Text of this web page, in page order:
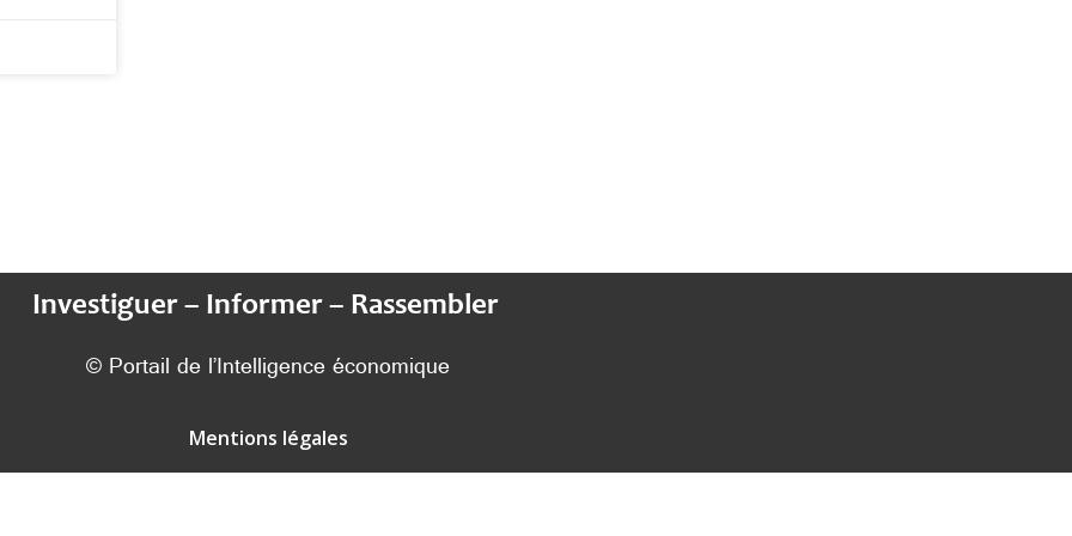
Investiguer – Informer – Rassembler
© Portail de l’Intelligence économique
Mentions légales